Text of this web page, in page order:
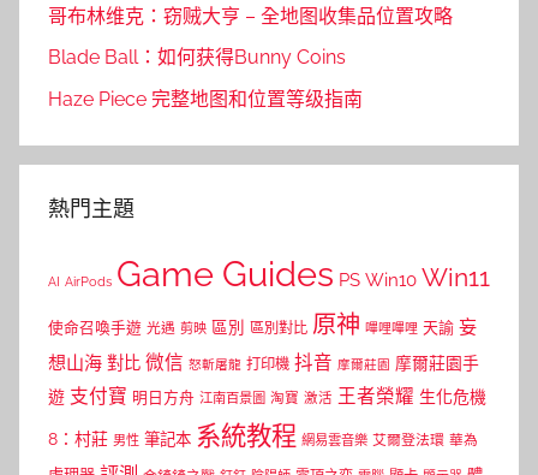
哥布林维克：窃贼大亨 – 全地图收集品位置攻略
Blade Ball：如何获得Bunny Coins
Haze Piece 完整地图和位置等级指南
熱門主題
AI AirPods Game Guides PS Win10 Win11
使命召喚手遊 光遇 剪映 區別 區別對比 原神 嗶哩嗶哩 天諭 妄
想山海 對比 微信 怒斬屠龍 打印機 抖音 摩爾莊園 摩爾莊園手
遊 支付寶 明日方舟 江南百景圖 淘寶 激活 王者榮耀 生化危機
8：村莊 男性 筆記本 系統教程 網易雲音樂 艾爾登法環 華為